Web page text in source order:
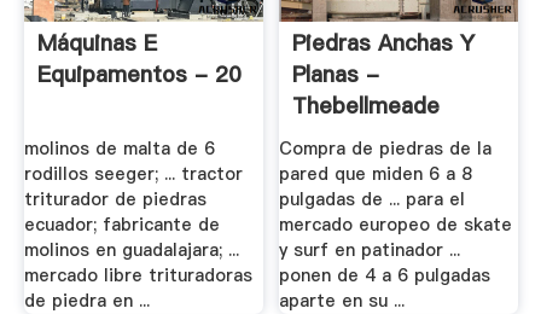
Máquinas E
Equipamentos - 20
molinos de malta de 6
rodillos seeger; ... tractor
triturador de piedras
ecuador; fabricante de
molinos en guadalajara; ...
mercado libre trituradoras
de piedra en ...
Piedras Anchas Y
Planas -
Thebellmeade
Compra de piedras de la
pared que miden 6 a 8
pulgadas de ... para el
mercado europeo de skate
y surf en patinador ...
ponen de 4 a 6 pulgadas
aparte en su ...